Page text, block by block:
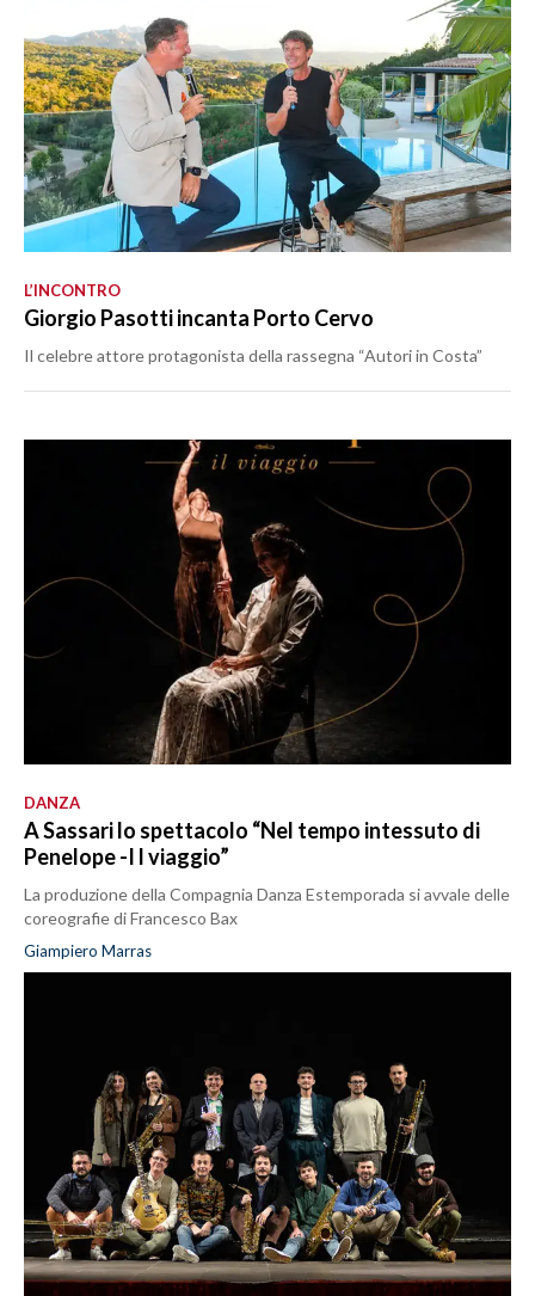
L’INCONTRO
Giorgio Pasotti incanta Porto Cervo
Il celebre attore protagonista della rassegna “Autori in Costa”
DANZA
A Sassari lo spettacolo “Nel tempo intessuto di
Penelope -I l viaggio”
La produzione della Compagnia Danza Estemporada si avvale delle
coreografie di Francesco Bax
Giampiero Marras